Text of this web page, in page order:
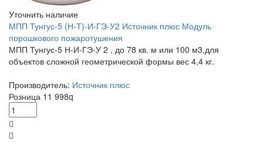
Уточнить наличие
МПП Тунгус-5 (Н-Т)-И-ГЭ-У2 Источник плюс Модуль
порошкового пожаротушения
МПП Тунгус-5 Н-И-ГЭ-У 2 , до 78 кв. м или 100 м3,для
объектов сложной геометрической формы вес 4,4 кг.
Производитель: Источник плюс
Розница 11 998q